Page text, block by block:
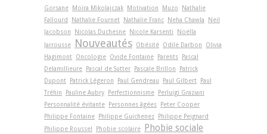
Gorsane Moïra Mikolajczak Motivation Muzo
Nathalie
Fallourd
Nathalie Fournet Nathalie Franc Neha Chawla
Neil
Jacobson
Nicolas Duchesne Nicole Karsenti
Noëlla
Jarrousse
Nouveautés Obésité Odile Darbon
Olivia
Hagimont Oncologie Ovide Fontaine Parents Pascal
Delamillieure Pascal de Sutter Pascale Brillon
Patrick
Dupont Patrick Légeron Paul Gendreau Paul Gilbert Paul
Tréhin
Pauline Aubry Perfectionnisme Perluigi Graziani
Personnalité évitante Personnes âgées Peter Cooper
Philippe Fontaine Philippe Guichenez Philippe Peignard
Philippe Roussel
Phobie scolaire Phobie sociale